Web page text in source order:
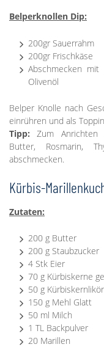
Belperknollen Dip:
200gr Sauerrahm
200gr Frischkäse
Abschmecken
Olivenöl
Belper Knolle nach
einrühren und als
Tipp:Zum Anrichten
Butter, Rosmarin,
abschmecken.
Kürbis-
Zutaten:
200 g Butter
200 g Staubzucker
4 Stk Eier
70 g Kürbiskerne
50 g Kürbiskernlikör
150 g Mehl Glatt
50 ml Milch
1 TL Backpulver
20 Marillen